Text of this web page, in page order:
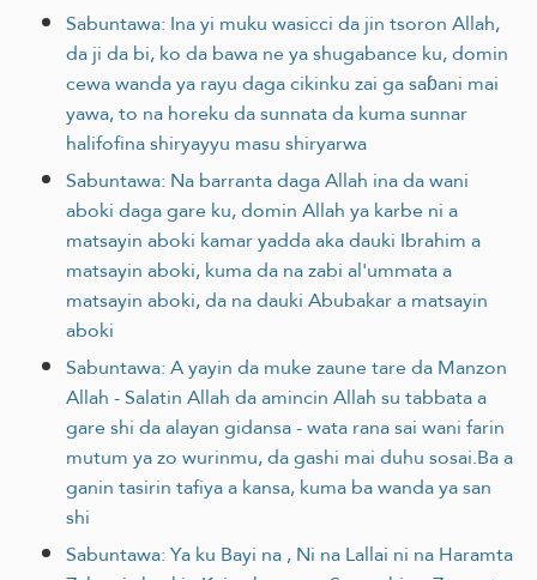
Sabuntawa: Ina yi muku wasicci da jin tsoron Allah,
da ji da bi, ko da bawa ne ya shugabance ku, domin
cewa wanda ya rayu daga cikinku zai ga saɓani mai
yawa, to na horeku da sunnata da kuma sunnar
halifofina shiryayyu masu shiryarwa
Sabuntawa: Na barranta daga Allah ina da wani
aboki daga gare ku, domin Allah ya karbe ni a
matsayin aboki kamar yadda aka dauki Ibrahim a
matsayin aboki, kuma da na zabi al'ummata a
matsayin aboki, da na dauki Abubakar a matsayin
aboki
Sabuntawa: A yayin da muke zaune tare da Manzon
Allah - Salatin Allah da amincin Allah su tabbata a
gare shi da alayan gidansa - wata rana sai wani farin
mutum ya zo wurinmu, da gashi mai duhu sosai.Ba a
ganin tasirin tafiya a kansa, kuma ba wanda ya san
shi
Sabuntawa: Ya ku Bayi na , Ni na Lallai ni na Haramta